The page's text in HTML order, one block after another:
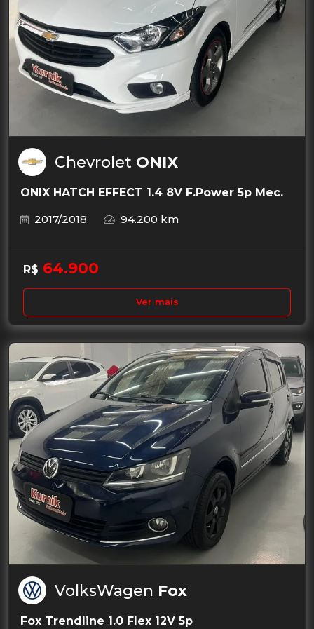
Chevrolet ONIX
ONIX HATCH EFFECT 1.4 8V F.Power 5p Mec.
2017/2018
94.200 km
R$ 64.900
Ver mais
VolksWagen Fox
Fox Trendline 1.0 Flex 12V 5p